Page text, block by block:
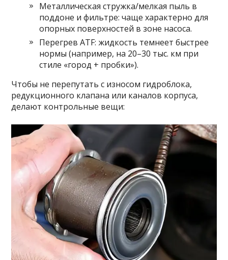
Металлическая стружка/мелкая пыль в
поддоне и фильтре: чаще характерно для
опорных поверхностей в зоне насоса.
Перегрев ATF: жидкость темнеет быстрее
нормы (например, на 20–30 тыс. км при
стиле «город + пробки»).
Чтобы не перепутать с износом гидроблока,
редукционного клапана или каналов корпуса,
делают контрольные вещи: